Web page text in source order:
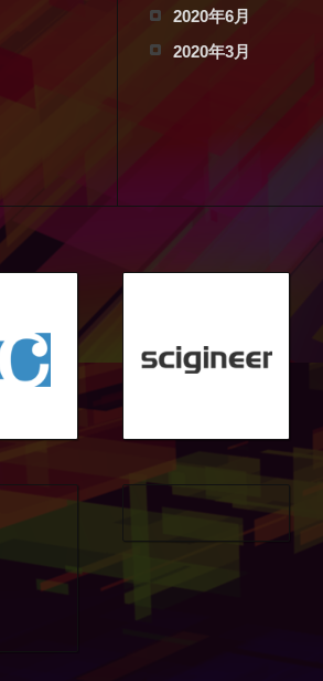
2020年6月
2020年3月